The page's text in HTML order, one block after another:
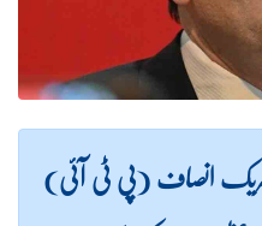
تحریک انصاف (پی ٹی آئی)